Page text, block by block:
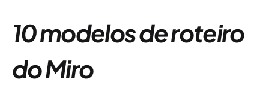
10 modelos de roteiro
do Miro